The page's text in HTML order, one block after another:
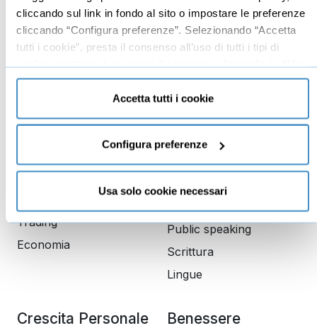
cliccando sul link in fondo al sito o impostare le preferenze
cliccando “Configura preferenze”. Selezionando “Accetta
tutti i cookie”, presta il consenso all’uso di tutti i tipi di
cookie mentre può revocare il consenso cliccando su “Usa
solo cookie necessari” e saranno attivati i soli cookie
tecnici necessari al corretto funzionamento del sito.
Accetta tutti i cookie
Configura preferenze
Usa solo cookie necessari
Leadership
Business management
Marketing
Produttività
Gestione aziendale
Investimenti
Trading
Economia
Comunicazione
Copywriting
PNL
Dizione
Public speaking
Scrittura
Lingue
Crescita Personale Benessere